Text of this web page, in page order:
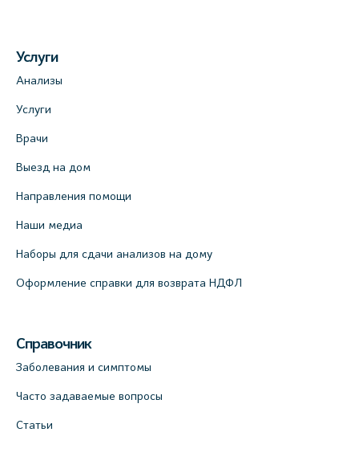
Услуги
Анализы
Услуги
Врачи
Выезд на дом
Направления помощи
Наши медиа
Наборы для сдачи анализов на дому
Оформление справки для возврата НДФЛ
Справочник
Заболевания и симптомы
Часто задаваемые вопросы
Статьи